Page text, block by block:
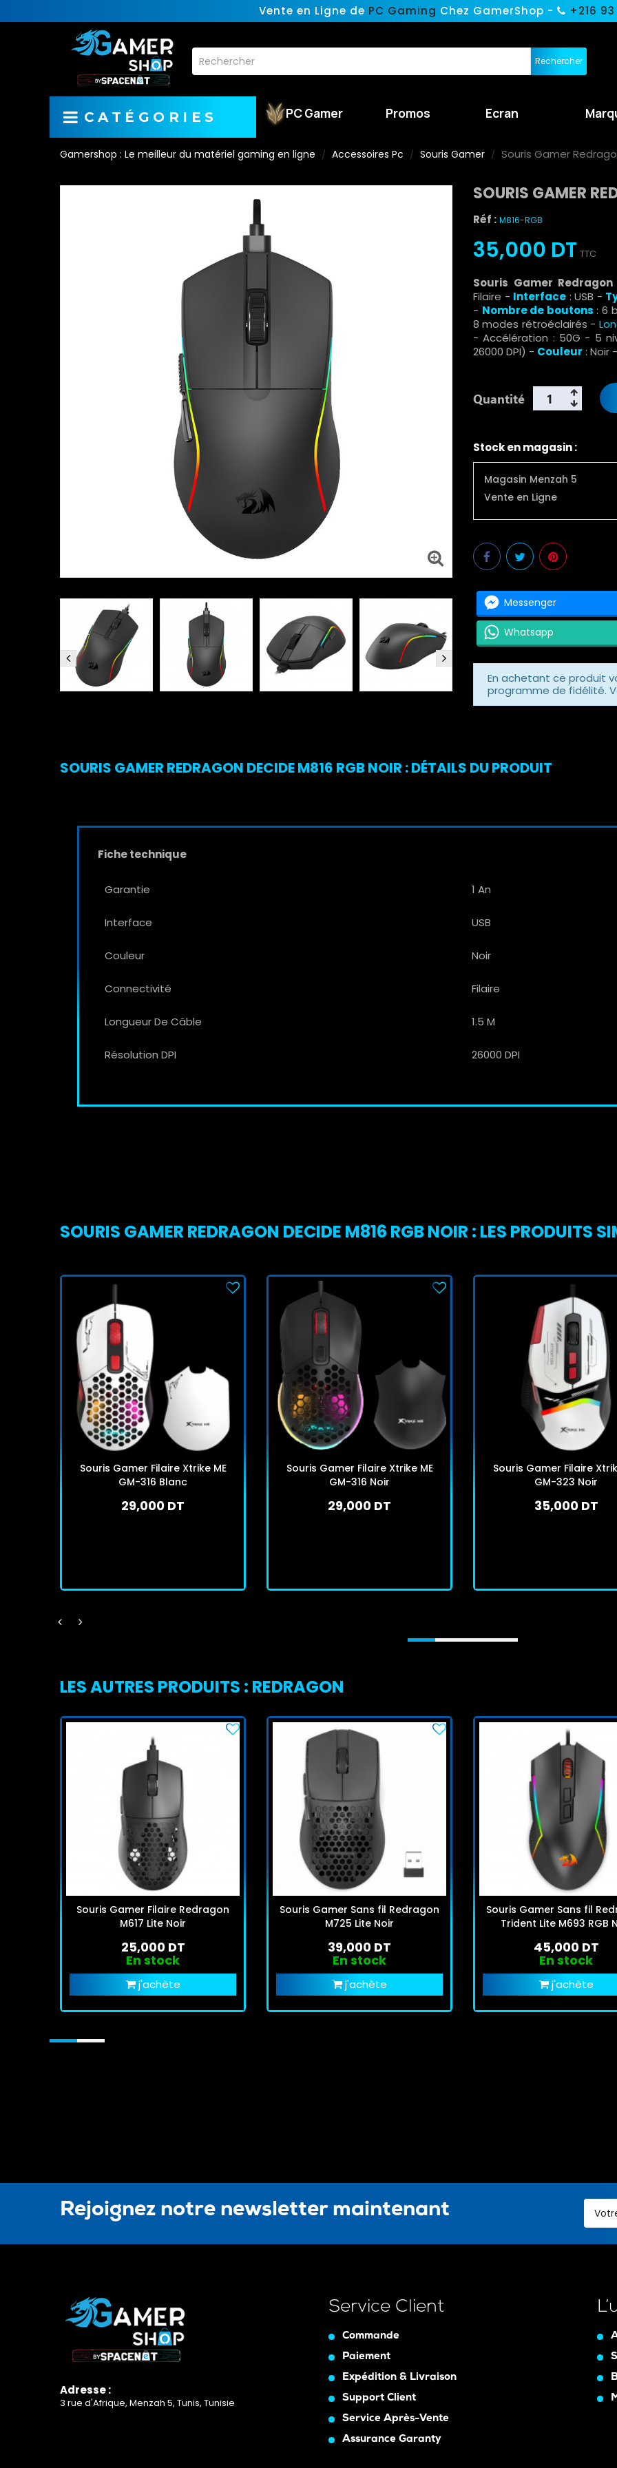
Vente en Ligne de PC Gaming Chez GamerShop - +216
Rechercher
CATÉGORIES PC Gamer Promos Ecran
Gamershop : Le meilleur du matériel gaming en ligne Accessoires Pc Souris Gamer Souris Gamer
SOURIS GAMER
Réf : M816-RGB
35,000 DT TTC
Souris Gamer Redragon
Filaire - Interface : USB -
- Nombre de boutons :6
8 modes rétroéclairés -
- Accélération : 50G - 5
26000 DPI) - Couleur : Noir -
Quantité
Stock en magasin :
Magasin Menzah 5
Vente en Ligne
Messenger
Whatsapp
En achetant ce produit
programme de fidélité.
SOURIS GAMER REDRAGON DECIDE M816 RGB NOIR : DÉTAILS DU PRODUIT
Fiche technique
Garantie 1 An
Interface USB
Couleur Noir
Connectivité Filaire
Longueur De Câble 1.5 M
Résolution DPI 26000 DPI
SOURIS GAMER REDRAGON DECIDE M816 RGB NOIR : LES PRODUITS
Souris Gamer Filaire Xtrike ME
GM-316 Blanc
29,000 DT
Souris Gamer Filaire Xtrike ME
GM-316 Noir
29,000 DT
Souris Gamer Filaire
GM-323 Noir
35,000 DT
LES AUTRES PRODUITS : REDRAGON
Souris Gamer Filaire Redragon
M617 Lite Noir
25,000 DT
En stock
j'achète
Souris Gamer Sans fil Redragon
M725 Lite Noir
39,000 DT
En stock
j'achète
Souris Gamer Sans fil
Trident Lite M693 RGB
45,000 DT
En stock
j'achète
Rejoignez notre newsletter maintenant
Adresse :
3 rue d'Afrique, Menzah 5, Tunis, Tunisie
Service Client
Commande
Paiement
Expédition & Livraison
Support Client
Service Après-Vente
Assurance Garanty